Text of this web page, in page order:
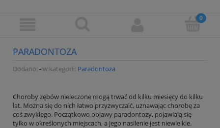
PARADONTOZA
Dodano: -w kategorii: Paradontoza
Choroby zębów nieleczone mogą trwać od kilku miesięcy do kilku
lat. Można się do nich łatwo przyzwyczaić, uznawając chorobę za
coś zwykłego. Początkowo objawy paradontozy, pojawiają się
tylko w określonych miejscach, a jego nasilenie jest niewielkie.